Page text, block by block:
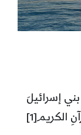
إسرائيلَ
الكريم[1]